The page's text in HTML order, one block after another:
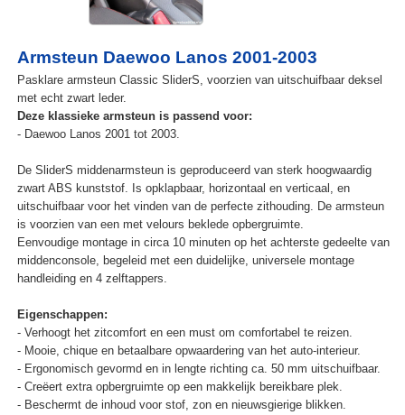
Armsteun Daewoo Lanos 2001-2003
Pasklare armsteun Classic SliderS, voorzien van uitschuifbaar deksel
met echt zwart leder.
Deze klassieke armsteun is passend voor:
- Daewoo Lanos 2001 tot 2003.
De SliderS middenarmsteun is geproduceerd van sterk hoogwaardig
zwart ABS kunststof. Is opklapbaar, horizontaal en verticaal, en
uitschuifbaar voor het vinden van de perfecte zithouding. De armsteun
is voorzien van een met velours beklede opbergruimte.
Eenvoudige montage in circa 10 minuten op het achterste gedeelte van
middenconsole, begeleid met een duidelijke, universele montage
handleiding en 4 zelftappers.
Eigenschappen:
- Verhoogt het zitcomfort en een must om comfortabel te reizen.
- Mooie, chique en betaalbare opwaardering van het auto-interieur.
- Ergonomisch gevormd en in lengte richting ca. 50 mm uitschuifbaar.
- Creëert extra opbergruimte op een makkelijk bereikbare plek.
- Beschermt de inhoud voor stof, zon en nieuwsgierige blikken.